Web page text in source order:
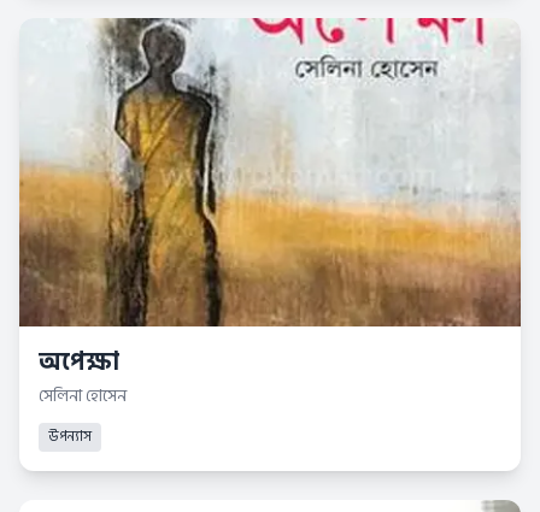
অপেক্ষা
সেলিনা হোসেন
উপন্যাস